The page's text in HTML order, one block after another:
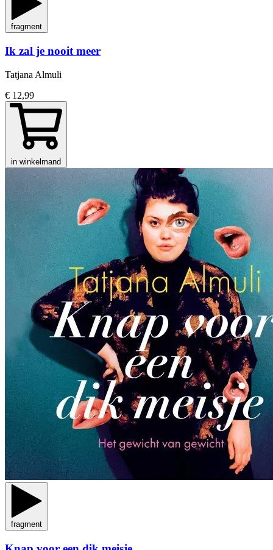
fragment
Ik zal je nooit meer
Tatjana Almuli
€ 12,99
in winkelmand
fragment